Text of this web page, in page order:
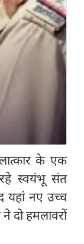
के एक
स्वयंभू संत
यहां नए उच्च
दो हमलावरों